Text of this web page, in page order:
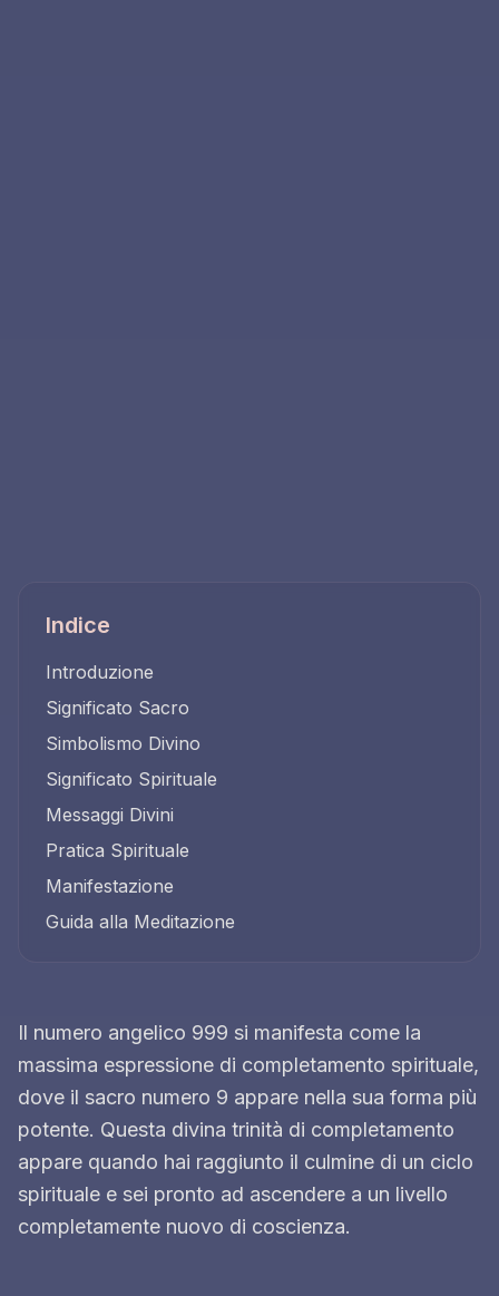
Indice
Introduzione
Significato Sacro
Simbolismo Divino
Significato Spirituale
Messaggi Divini
Pratica Spirituale
Manifestazione
Guida alla Meditazione
Il numero angelico 999 si manifesta come la
massima espressione di completamento spirituale,
dove il sacro numero 9 appare nella sua forma più
potente. Questa divina trinità di completamento
appare quando hai raggiunto il culmine di un ciclo
spirituale e sei pronto ad ascendere a un livello
completamente nuovo di coscienza.